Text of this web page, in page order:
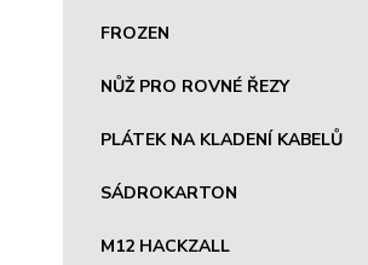
FROZEN
NŮŽ PRO ROVNÉ ŘEZY
PLÁTEK NA KLADENÍ KABELŮ
SÁDROKARTON
M12 HACKZALL